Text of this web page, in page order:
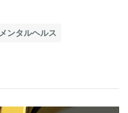
メンタルヘルス